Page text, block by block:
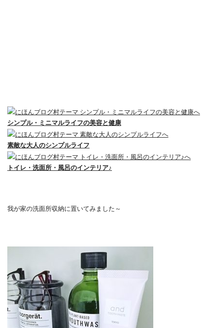
シンプル・ミニマルライフの美容と健康
素敵な大人のシンプルライフ
トイレ・洗面所・風呂のインテリア♪
我が家の洗面所収納に置いてみました～